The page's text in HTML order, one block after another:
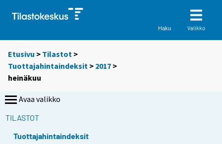
Haku Valikko
Etusivu > Tilastot >
Tuottajahintaindeksit > 2017 >
heinäkuu
Avaa valikko
TILASTOT
Tuottajahintaindeksit